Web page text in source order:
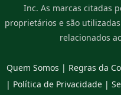
Inc. As marcas citadas
proprietários e são
relacionados
Quem Somos | Regras da
| Política de Privacidade |